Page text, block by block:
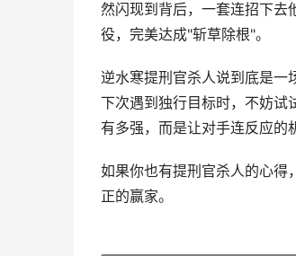
然闪现到背后，一套连招下去
役，完美达成"斩草除根"。
逆水寒提刑官杀人说到底是一
下次遇到独行目标时，不妨试
有多强，而是让对手连反应的
如果你也有提刑官杀人的心得
正的赢家。